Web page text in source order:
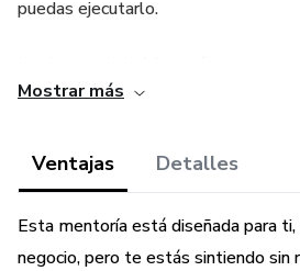
puedas ejecutarlo.
cómodo para ti y que puedas
Mostrar más
Ventajas Detalles
Esta mentoría está diseñada para
negocio, pero te estás sintiendo sin